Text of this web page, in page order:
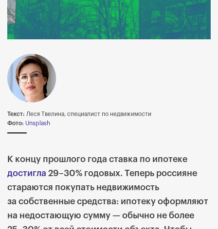
Текст: Леся Твелина, специалист по недвижимости
Фото: Unsplash
К концу прошлого года ставка по ипотеке
достигла 29–30% годовых. Теперь россияне
стараются покупать недвижимость
за собственные средства: ипотеку оформляют
на недостающую сумму — обычно не более